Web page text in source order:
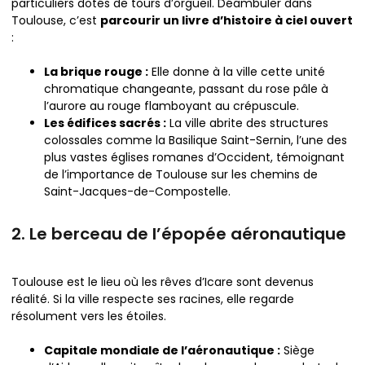
particuliers dotés de tours d’orgueil. Déambuler dans
Toulouse, c’est parcourir un livre d’histoire à ciel ouvert
:
La brique rouge : Elle donne à la ville cette unité
chromatique changeante, passant du rose pâle à
l’aurore au rouge flamboyant au crépuscule.
Les édifices sacrés : La ville abrite des structures
colossales comme la Basilique Saint-Sernin, l’une des
plus vastes églises romanes d’Occident, témoignant
de l’importance de Toulouse sur les chemins de
Saint-Jacques-de-Compostelle.
2. Le berceau de l’épopée aéronautique
Toulouse est le lieu où les rêves d’Icare sont devenus
réalité. Si la ville respecte ses racines, elle regarde
résolument vers les étoiles.
Capitale mondiale de l’aéronautique : Siège